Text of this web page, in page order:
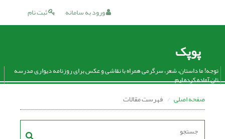
ثبت نام ورود به سامانه
پوپک
توجه! ما داستان، شعر، سرگرمی همراه با نقاشی و عکس برای روزنامه دیواری مدرسه
تان آماده کرده ایم.
صفحه اصلی فهرست مقالات